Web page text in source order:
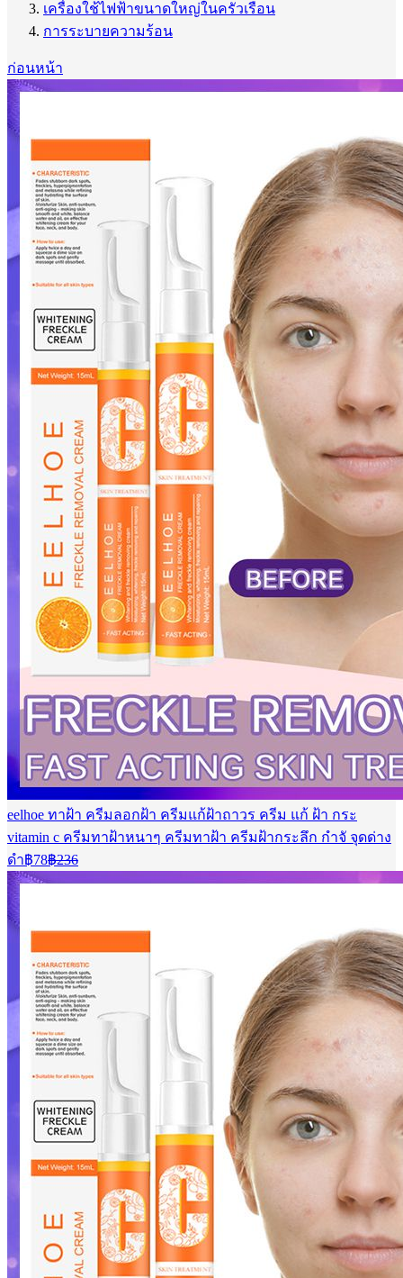
เครื่องใช้ไฟฟ้าขนาดใหญ่ในครัวเรือน
การระบายความร้อน
ก่อนหน้า
eelhoe ทาฝ้า ครีมลอกฝ้า ครีมแก้ฝ้าถาวร ครีม แก้ ฝ้า กระ
vitamin c ครีมทาฝ้าหนาๆ ครีมทาฝ้า ครีมฝ้ากระลึก กำจั จุดด่าง
ดำ฿78Current
price
is:
฿236
price
was: